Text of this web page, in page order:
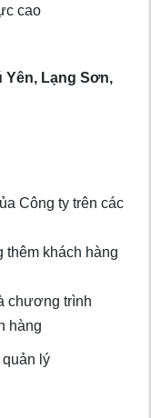
cao
Yên, Lạng Sơn,
Công ty trên các
thêm khách hàng
chương trình
hàng
lý